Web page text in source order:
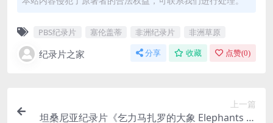
PBS纪录片 塞伦盖蒂 非洲纪录片 非洲草原
纪录片之家 分享 收藏 点赞(0)
上一篇
坦桑尼亚纪录片《乞力马扎罗的大象 Elephants of